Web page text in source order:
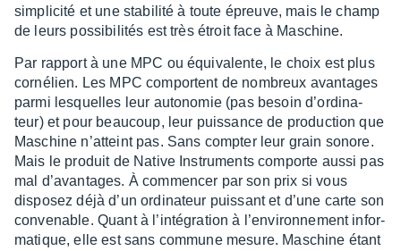
simpli­cité et une stabi­lité à toute épreuve, mais le champ
de leurs possi­bi­li­tés est très étroit face à Maschine.
Par rapport à une MPC ou équi­va­lente, le choix est plus
corné­lien. Les MPC comportent de nombreux avan­tages
parmi lesquelles leur auto­no­mie (pas besoin d’or­di­na­
teur) et pour beau­coup, leur puis­sance de produc­tion que
Maschine n’at­teint pas. Sans comp­ter leur grain sonore.
Mais le produit de Native Instru­ments comporte aussi pas
mal d’avan­tages. À commen­cer par son prix si vous
dispo­sez déjà d’un ordi­na­teur puis­sant et d’une carte son
conve­nable. Quant à l’in­té­gra­tion à l’en­vi­ron­ne­ment infor­
ma­tique, elle est sans commune mesure. Maschine étant